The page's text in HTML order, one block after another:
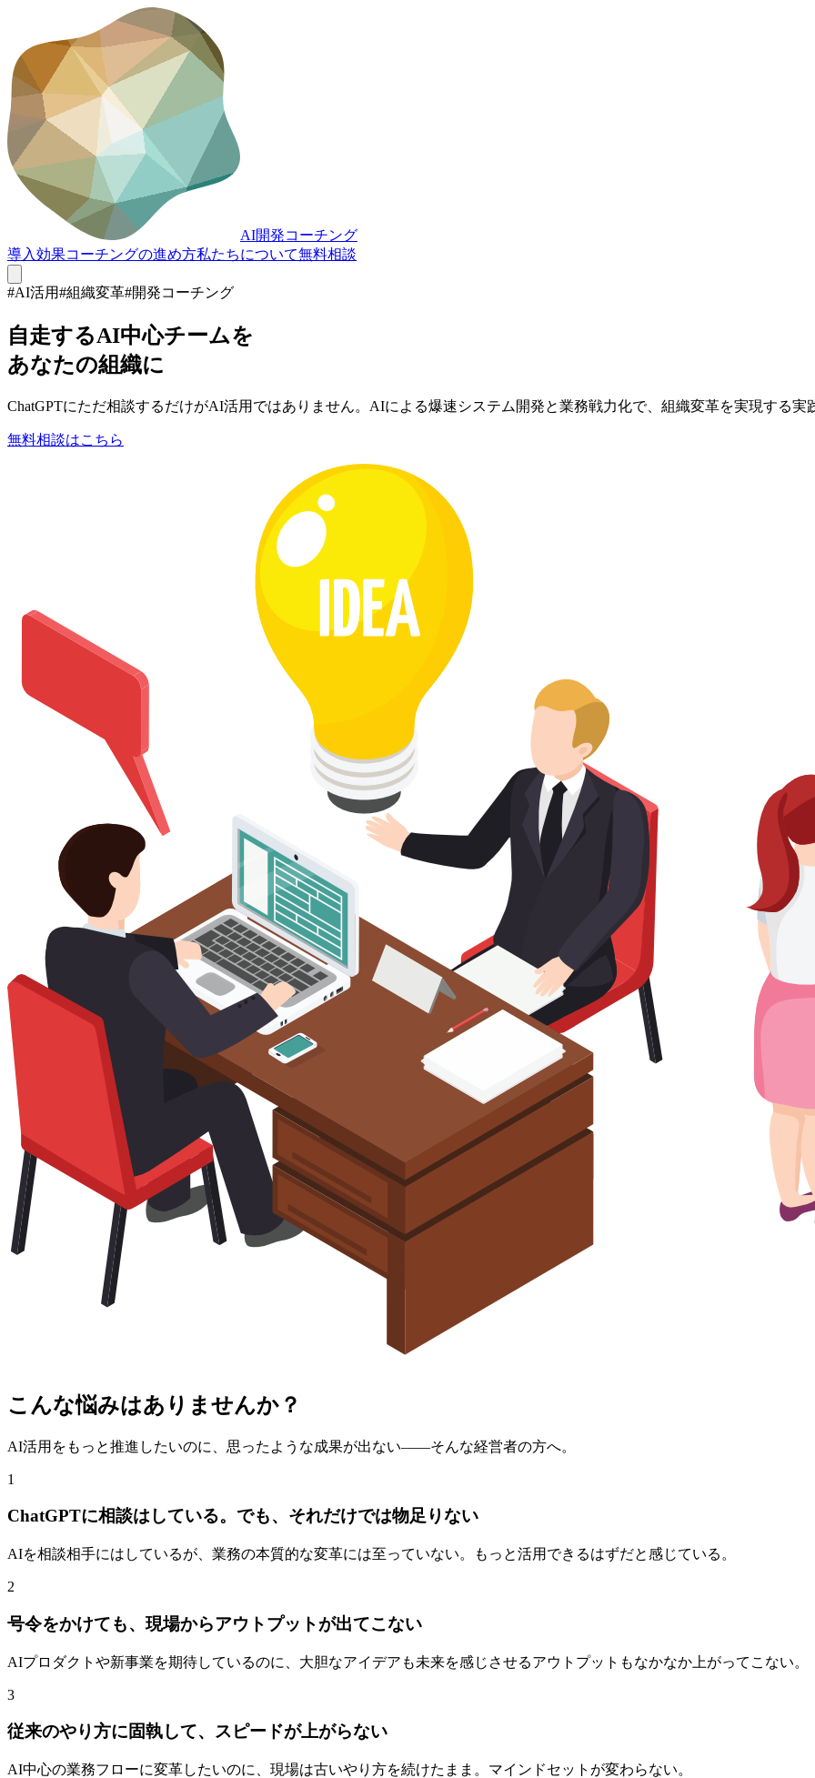
AI開発コーチング
導入効果コーチングの進め方私たちについて無料相談
#AI活用#組織変革#開発コーチング
自走するAI中心チームを
あなたの組織に
ChatGPTにただ相談するだけがAI活用ではありません。 AIによる爆速システム開発と業務戦力化で、 組織変革を実現する実
無料相談はこちら
こんな悩みはありませんか？
AI活用をもっと推進したいのに、思ったような成果が出ない——そんな経営者の方へ。
1
ChatGPTに相談はしている。でも、それだけでは物足りない
AIを相談相手にはしているが、業務の本質的な変革には至っていない。もっと活用できるはずだと感じている。
2
号令をかけても、現場からアウトプットが出てこない
AIプロダクトや新事業を期待しているのに、大胆なアイデアも未来を感じさせるアウトプットもなかなか上がってこない。
3
従来のやり方に固執して、スピードが上がらない
AI中心の業務フローに変革したいのに、現場は古いやり方を続けたまま。マインドセットが変わらない。